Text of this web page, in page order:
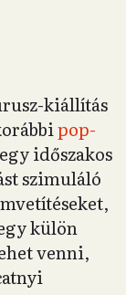
kiállítás
pop-
időszakos
szimuláló
külön
venni,